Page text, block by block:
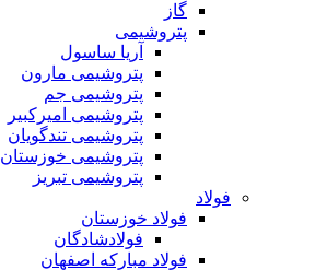
گاز
پتروشیمی
آریا ساسول
پتروشیمی مارون
پتروشیمی جم
پتروشیمی امیرکبیر
پتروشیمی تندگویان
پتروشیمی خوزستان
پتروشیمی تبریز
فولاد
فولاد خوزستان
فولادشادگان
فولاد مبارکه اصفهان